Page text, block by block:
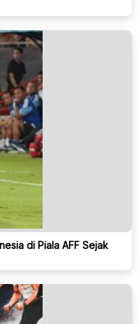
di Piala AFF Sejak